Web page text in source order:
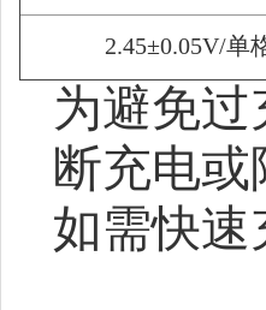
2.45±0.05V/单
为避免
断充电或
如需快